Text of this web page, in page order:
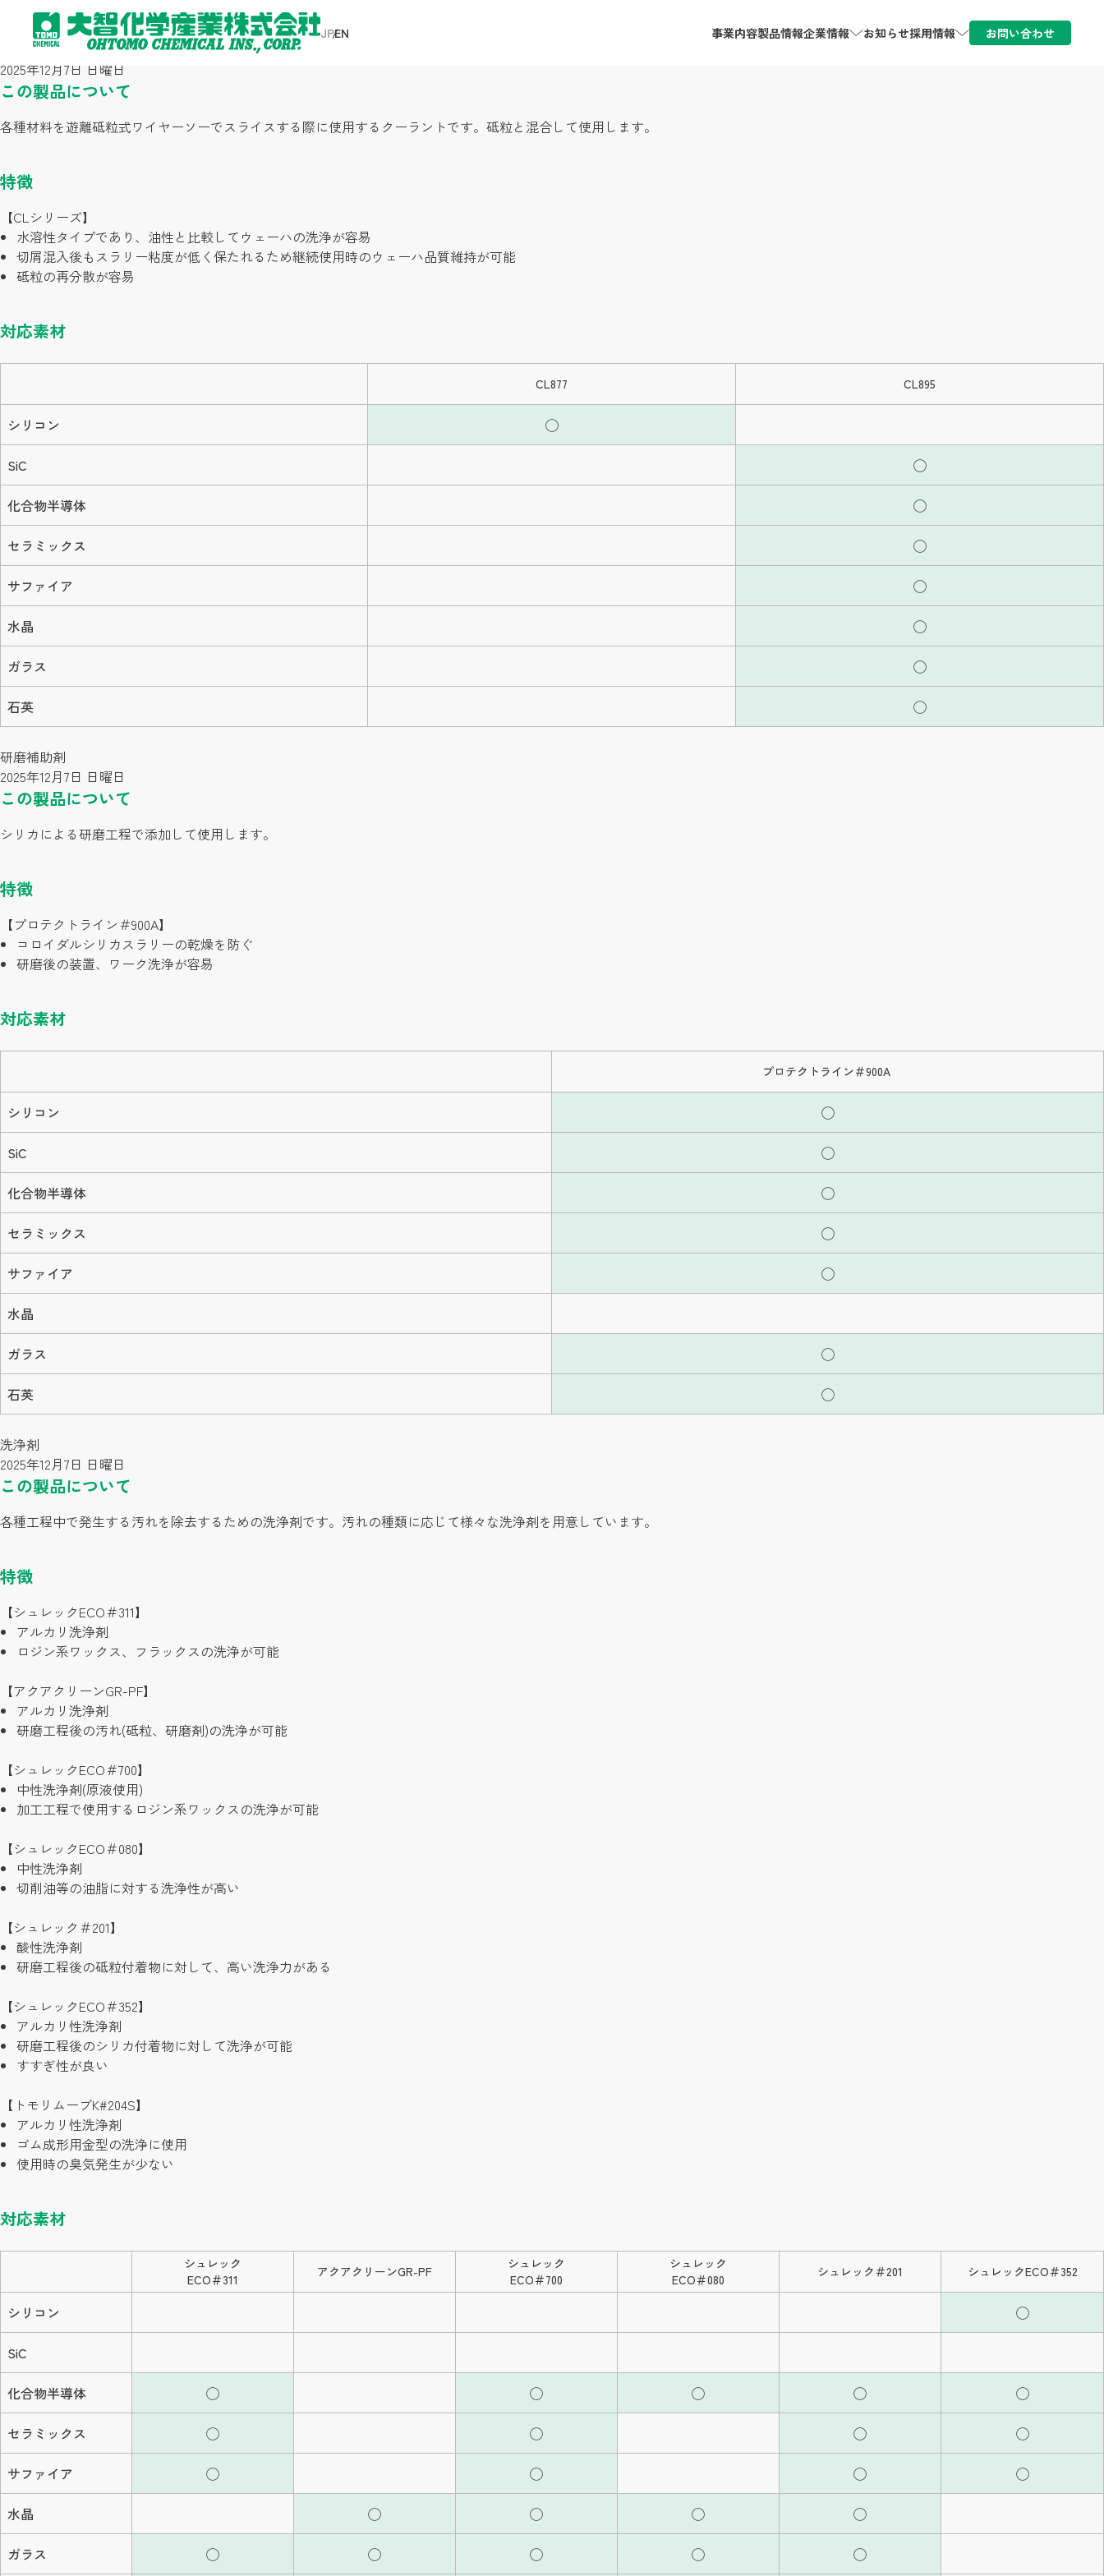
JPEN 事業内容製品情報企業情報 お知らせ採用情報 お問い合わせ
トップページ
事業案内
企業情報
お知らせ
採用情報
お問い合わせ
業界別分類:
水晶
遊離砥粒ワイヤソー用クーラント
2025年12月7日 日曜日
この製品について
各種材料を遊離砥粒式ワイヤーソーでスライスする際に使用するクーラントです。砥粒と混合して使用します。
特徴
【CLシリーズ】
水溶性タイプであり、油性と比較してウェーハの洗浄が容易
切屑混入後もスラリー粘度が低く保たれるため継続使用時のウェーハ品質維持が可能
砥粒の再分散が容易
対応素材
CL877 CL895
シリコン ◯
SiC ◯
化合物半導体 ◯
セラミックス ◯
サファイア ◯
水晶 ◯
ガラス ◯
石英 ◯
研磨補助剤
2025年12月7日 日曜日
この製品について
シリカによる研磨工程で添加して使用します。
特徴
【プロテクトライン＃900A】
コロイダルシリカスラリーの乾燥を防ぐ
研磨後の装置、ワーク洗浄が容易
対応素材
プロテクトライン＃900A
シリコン ◯
SiC ◯
化合物半導体 ◯
セラミックス ◯
サファイア ◯
水晶
ガラス ◯
石英 ◯
洗浄剤
2025年12月7日 日曜日
この製品について
各種工程中で発生する汚れを除去するための洗浄剤です。汚れの種類に応じて様々な洗浄剤を用意しています。
特徴
【シュレックECO＃311】
アルカリ洗浄剤
ロジン系ワックス、フラックスの洗浄が可能
【アクアクリーンGR-PF】
アルカリ洗浄剤
研磨工程後の汚れ(砥粒、研磨剤)の洗浄が可能
【シュレックECO＃700】
中性洗浄剤(原液使用)
加工工程で使用するロジン系ワックスの洗浄が可能
【シュレックECO＃080】
中性洗浄剤
切削油等の油脂に対する洗浄性が高い
【シュレック＃201】
酸性洗浄剤
研磨工程後の砥粒付着物に対して、高い洗浄力がある
【シュレックECO＃352】
アルカリ性洗浄剤
研磨工程後のシリカ付着物に対して洗浄が可能
すすぎ性が良い
【トモリムーブK#204S】
アルカリ性洗浄剤
ゴム成形用金型の洗浄に使用
使用時の臭気発生が少ない
対応素材
シュレック
ECO＃311
アクアクリーンGR-PF
シュレック
ECO＃700
シュレック
ECO＃080
シュレック＃201 シュレックECO＃352
シリコン ◯
SiC
化合物半導体 ◯ ◯ ◯ ◯ ◯
セラミックス ◯ ◯ ◯ ◯
サファイア ◯ ◯ ◯ ◯
水晶 ◯ ◯ ◯ ◯
ガラス ◯ ◯ ◯ ◯ ◯